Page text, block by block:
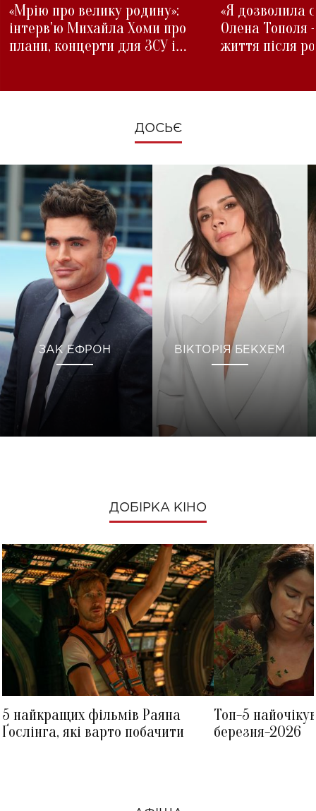
«Мрію про велику родину»:
інтерв'ю Михайла Хоми про
плани, концерти для ЗСУ і
«Я дозволила
Олена Тополя
життя після
ДОСЬЄ
ЗАК ЕФРОН ВІКТОРІЯ БЕКХЕМ
ДОБІРКА КІНО
5 найкращих фільмів Раяна
Ґослінга, які варто побачити
Топ-5
березня-2026